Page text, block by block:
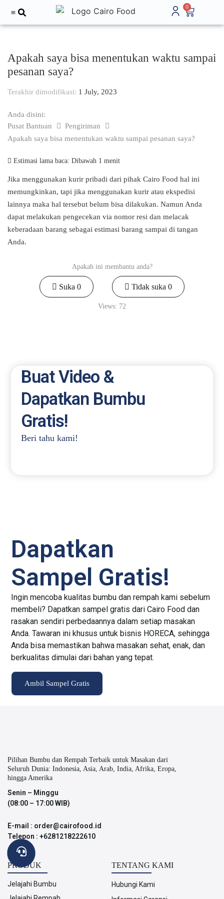
0
Apakah saya bisa menentukan waktu sampai
pesanan saya?
Terakhir dimodifikasi: 1 July, 2023
Anda disini:
Pusat Bantuan
Pengiriman
Apakah saya bisa menentukan waktu sampai pesanan saya?
Estimasi lama baca: Dibawah 1 menit
Jika menggunakan kurir pribadi dari pihak Cairo Food hal ini
memungkinkan, tapi jika menggunakan kurir atau ekspedisi
lainnya maka hal tersebut belum bisa dilakukan. Namun Anda
dapat melakukan pengecekan via nomor resi dan melacak
keberadaan barang sebagai estimasi barang sampai di tangan
Anda.
Apakah ini membantu anda?
Suka0 Tidak suka 0
Views: 72
Buat Video &
Dapatkan Bumbu
Gratis!
Beri tahu kami!
Dapatkan
Sampel Gratis!
Ingin mencoba kualitas bumbu dan rempah kami sebelum
membeli? Dapatkan sampel gratis dari Cairo Food dan
rasakan sendiri perbedaannya dalam setiap masakan
Anda. Tawaran ini khusus untuk bisnis HORECA, sehingga
Anda bisa memastikan bahwa masakan sehat, enak, dan
berkualitas dimulai dari bahan yang tepat.
Ambil Sampel Gratis
Pilihan Bumbu dan Rempah Terbaik untuk Masakan dari
Seluruh Dunia: Indonesia, Asia, Arab, India, Afrika, Eropa,
hingga Amerika
Senin – Minggu
(08:00 – 17:00 WIB)
E-mail : order@cairofood.id
Telepon : +6281218222610
PRODUK
Jelajahi Bumbu
TENTANG KAMI
Hubungi Kami